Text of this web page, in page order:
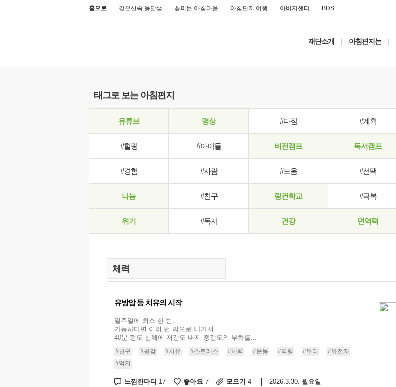
홈으로 깊은산속 옹달샘 꽃피는 아침마을 아침편지 여행 아버지센터 BDS
재단소개 아침편지는
태그로 보는 아침편지
유튜브 명상 #다짐 #계획
#힐링 #아이들 비전캠프 독서캠프
#경험 #사람 #도움 #선택
나눔 #친구 링컨학교 #극복
위기 #독서 건강 면역력
유방암 등 치유의 시작
일주일에 최소 한 번,
가능하다면 여러 번 밖으로 나가서
40분 정도 신체에 저강도 내지 중강도의 부하를...
#친구 #공감 #치유 #스트레스 #체력 #운동 #역량 #무리
#유전자
#억지
느낌한마디 17 좋아요 7 모으기 4 2026.3.30. 월요일